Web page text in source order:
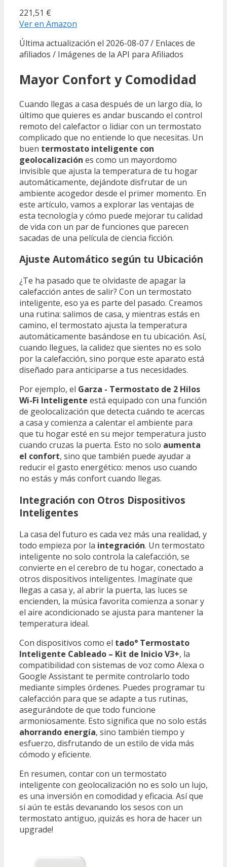
221,51 €
Ver en Amazon
Última actualización el 2026-08-07 / Enlaces de
afiliados / Imágenes de la API para Afiliados
Mayor Confort y Comodidad
Cuando llegas a casa después de un largo día, lo
último que quieres es andar buscando el control
remoto del calefactor o lidiar con un termostato
complicado que no entiende lo que necesitas. Un
buen termostato inteligente con
geolocalización es como un mayordomo
invisible que ajusta la temperatura de tu hogar
automáticamente, dejándote disfrutar de un
ambiente acogedor desde el primer momento. En
este artículo, vamos a explorar las ventajas de
esta tecnología y cómo puede mejorar tu calidad
de vida con un par de funciones que parecen
sacadas de una película de ciencia ficción.
Ajuste Automático según tu Ubicación
¿Te ha pasado que te olvidaste de apagar la
calefacción antes de salir? Con un termostato
inteligente, eso ya es parte del pasado. Creamos
una rutina: salimos de casa, y mientras estás en
camino, el termostato ajusta la temperatura
automáticamente basándose en tu ubicación. Así,
cuando llegues, la calidez que sientes no es solo
por la calefacción, sino porque este aparato está
diseñado para anticiparse a tus necesidades.
Por ejemplo, el Garza - Termostato de 2 Hilos
Wi-Fi Inteligente está equipado con una función
de geolocalización que detecta cuándo te acercas
a casa y comienza a calentar el ambiente para
que tu hogar esté en su mejor temperatura justo
cuando cruzas la puerta. Esto no solo aumenta
el confort, sino que también puede ayudar a
reducir el gasto energético: menos uso cuando
no estás y más confort cuando llegas.
Integración con Otros Dispositivos
Inteligentes
La casa del futuro es cada vez más una realidad, y
todo empieza por la integración. Un termostato
inteligente no solo controla la calefacción, se
convierte en el cerebro de tu hogar, conectado a
otros dispositivos inteligentes. Imagínate que
llegas a casa y, al abrir la puerta, las luces se
encienden, la música favorita comienza a sonar y
el aire acondicionado se ajusta para mantener la
temperatura ideal.
Con dispositivos como el tado° Termostato
Inteligente Cableado – Kit de Inicio V3+, la
compatibilidad con sistemas de voz como Alexa o
Google Assistant te permite controlarlo todo
mediante simples órdenes. Puedes programar tu
calefacción para que se adapte a tus rutinas,
asegurándote de que todo funcione
armoniosamente. Esto significa que no solo estás
ahorrando energía, sino también tiempo y
esfuerzo, disfrutando de un estilo de vida más
cómodo y eficiente.
En resumen, contar con un termostato
inteligente con geolocalización no es solo un lujo,
es una inversión en comodidad y eficacia. Así que
si aún te estás devanando los sesos con un
termostato antiguo, ¡quizás es hora de hacer un
upgrade!